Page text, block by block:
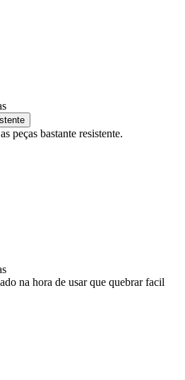
peças bastante resistente.
na hora de usar que quebrar facil